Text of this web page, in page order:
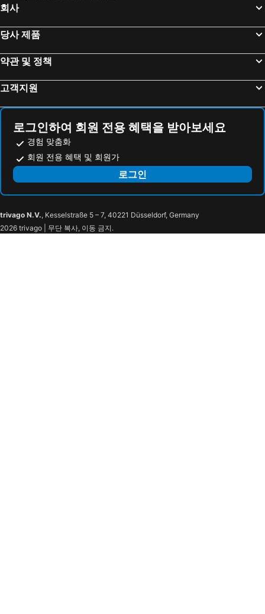
회사
당사 제품
약관 및 정책
고객지원
로그인하여 회원 전용 혜택을 받아보세요
경험 맞춤화
회원 전용 혜택 및 회원가
로그인
trivago N.V., Kesselstraße 5 – 7, 40221 Düsseldorf, Germany
2026 trivago | 무단 복사, 이동 금지.